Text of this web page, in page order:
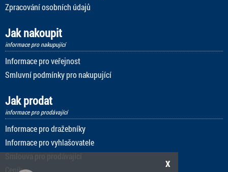
Zpracování osobních údajů
Jak nakoupit
informace pro nakupující
Informace pro veřejnost
Smluvní podmínky pro nakupující
Jak prodat
informace pro prodávající
Informace pro dražebníky
Informace pro vyhlašovatele
Smlouva pro prodávající
Ceník
x